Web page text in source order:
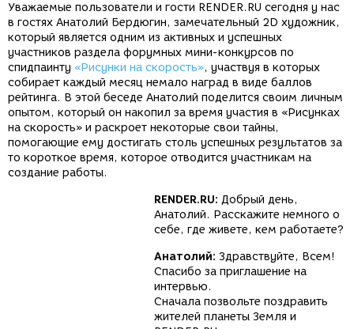
Уважаемые пользователи и гости RENDER.RU сегодня у нас
в гостях Анатолий Бердюгин, замечательный 2D художник,
который является одним из активных и успешных
участников раздела форумных мини-конкурсов по
спидпаинту «Рисунки на скорость», участвуя в которых
собирает каждый месяц немало наград в виде баллов
рейтинга. В этой беседе Анатолий поделится своим личным
опытом, который он накопил за время участия в «Рисунках
на скорость» и раскроет некоторые свои тайны,
помогающие ему достигать столь успешных результатов за
то короткое время, которое отводится участникам на
создание работы.
RENDER.RU: Добрый день,
Анатолий. Расскажите немного о
себе, где живете, кем работаете?
Анатолий: Здравствуйте, Всем!
Спасибо за приглашение на
интервью.
Сначала позвольте поздравить
жителей планеты Земля и